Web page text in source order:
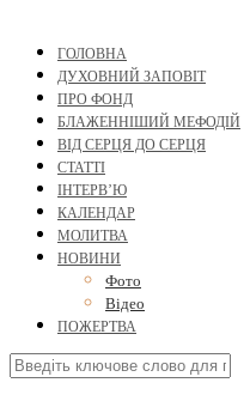
ГОЛОВНА
ДУХОВНИЙ ЗАПОВІТ
ПРО ФОНД
БЛАЖЕННІШИЙ МЕФОДІЙ
ВІД СЕРЦЯ ДО СЕРЦЯ
СТАТТІ
ІНТЕРВ’Ю
КАЛЕНДАР
МОЛИТВА
НОВИНИ
Фото
Відео
ПОЖЕРТВА